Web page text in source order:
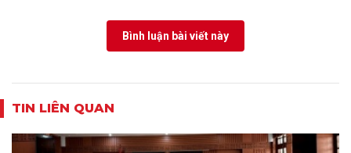
Bình luận bài viết này
TIN LIÊN QUAN